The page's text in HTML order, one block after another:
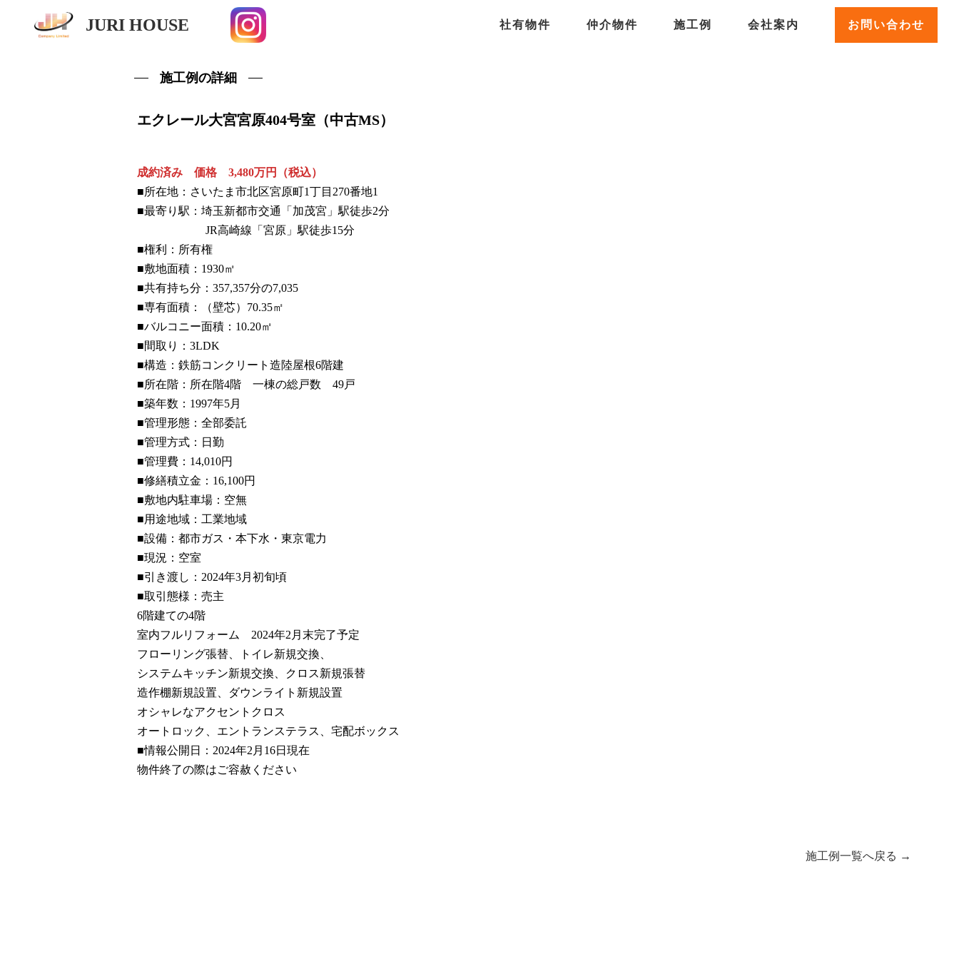
JURI HOUSE 社有物件 仲介物件 施工例 会社案内 お問い合わせ
施工例の詳細
エクレール大宮宮原404号室（中古MS）
成約済み 価格 3,480万円（税込）
■所在地：さいたま市北区宮原町1丁目270番地1
■最寄り駅：埼玉新都市交通「加茂宮」駅徒歩2分
JR高崎線「宮原」駅徒歩15分
■権利：所有権
■敷地面積：1930㎡
■共有持ち分：357,357分の7,035
■専有面積：（壁芯）70.35㎡
■バルコニー面積：10.20㎡
■間取り：3LDK
■構造：鉄筋コンクリート造陸屋根6階建
■所在階：所在階4階 一棟の総戸数 49戸
■築年数：1997年5月
■管理形態：全部委託
■管理方式：日勤
■管理費：14,010円
■修繕積立金：16,100円
■敷地内駐車場：空無
■用途地域：工業地域
■設備：都市ガス・本下水・東京電力
■現況：空室
■引き渡し：2024年3月初旬頃
■取引態様：売主
6階建ての4階
室内フルリフォーム 2024年2月末完了予定
フローリング張替、トイレ新規交換、
システムキッチン新規交換、クロス新規張替
造作棚新規設置、ダウンライト新規設置
オシャレなアクセントクロス
オートロック、エントランステラス、宅配ボックス
■情報公開日：2024年2月16日現在
物件終了の際はご容赦ください
施工例一覧へ戻る →